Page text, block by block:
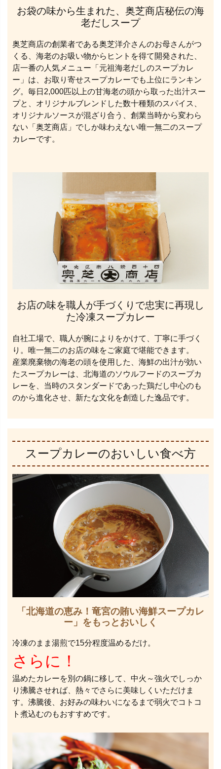
お袋の味から生まれた、奥芝商店秘伝の海
老だしスープ
奥芝商店の創業者である奥芝洋介さんのお母さんがつ
くる、海老のお吸い物からヒントを得て開発された、
店一番の人気メニュー「元祖海老だしのスープカレ
ー」は、お取り寄せスープカレーでも上位にランキン
グ。毎日2,000匹以上の甘海老の頭から取った出汁スー
プと、オリジナルブレンドした数十種類のスパイス、
オリジナルソースが混ざり合う、創業当時から変わら
ない「奥芝商店」でしか味わえない唯一無二のスープ
カレーです。
お店の味を職人が手づくりで忠実に再現し
た冷凍スープカレー
自社工場で、職人が腕によりをかけて、丁寧に手づく
り。唯一無二のお店の味をご家庭で堪能できます。
産業廃棄物の海老の頭を使用した、海鮮の出汁が効い
たスープカレーは、北海道のソウルフードのスープカ
レーを、当時のスタンダードであった鶏だし中心のも
のから進化させ、新たな文化を創造した逸品です。
スープカレーのおいしい食べ方
「北海道の恵み！竜宮の賄い海鮮スープカレ
ー」をもっとおいしく
冷凍のまま湯煎で15分程度温めるだけ。
さらに！
温めたカレーを別の鍋に移して、中火～強火でしっか
り沸騰させれば、熱々でさらに美味しくいただけま
す。沸騰後、お好みの味わいになるまで弱火でコトコ
ト煮込むのもおすすめです。